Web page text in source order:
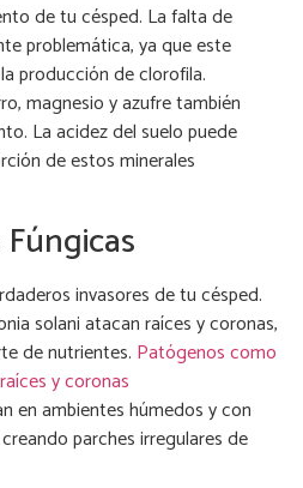
de tu césped. La falta de
problemática, ya que este
producción de clorofila.
magnesio y azufre también
La acidez del suelo puede
de estos minerales
invasores de tu césped.
solani atacan raíces y coronas,
de nutrientes. Patógenos como
y coronas
en ambientes húmedos y con
parches irregulares de